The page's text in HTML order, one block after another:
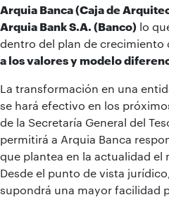
Arquia Banca (Caja de
Arquia Bank S.A. (Banco) lo
dentro del plan de crecimiento
a los valores y modelo
La transformación en una
se hará efectivo en los
de la Secretaría General del
permitirá a Arquia Banca
que plantea en la actualidad el
Desde el punto de vista
supondrá una mayor facilidad